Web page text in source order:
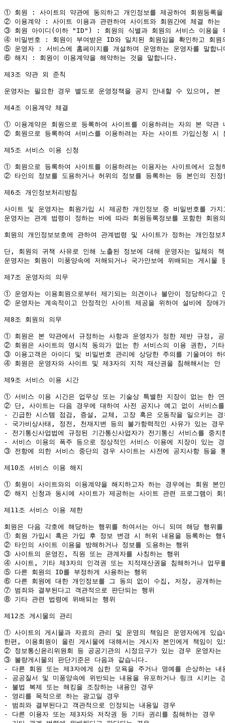
①
②
③
④
⑤
⑥ 해지 : 회원이 이용계약을 해약하는 것을 말합니다.
제3조 약관 외 준칙
운영자는 필요한 경우 별도로 운영정책을 공지 안내할 수 있으며,
제4조 이용계약 체결
①
② 회원으로 등록하여 서비스를 이용하려는 자는 사이트 가입신청
제5조 서비스 이용 신청
①
② 타인의 정보를 도용하거나 허위의 정보를 등록하는 등 본인의 진
제6조 개인정보처리방침
사이트 및 운영자는 회원가입 시 제공한 개인정보 중 비밀번호를 가
운영자는 관계 법령이 정하는 바에 따라 회원등록정보를 포함한 회원
회원의 개인정보보호에 관하여 관계법령 및 사이트가 정하는 개인정
단, 회원의 귀책 사유로 인해 노출된 정보에 대해 운영자는 일체의
운영자는 회원이 미풍양속에 저해되거나 국가안보에 위배되는 게
제7조 운영자의 의무
①
② 운영자는 계속적이고 안정적인 사이트 제공을 위하여 설비에 장
제8조 회원의 의무
①
②
③
④ 회원은 운영자와 사이트 및 제3자의 지적 재산권을 침해해서는 안
제9조 서비스 이용 시간
①
② 단, 사이트는 다음 경우에 대하여 사전 공지나 예고 없이 서비스
- 긴급한 시스템 점검, 증설, 교체, 고장 혹은 오동작을 일으키는 경
- 국가비상사태, 정전, 천재지변 등의 불가항력적인 사유가 있는 경우
- 전기통신사업법에 규정된 기간통신사업자가 전기통신 서비스를 중지
③ 전항에 의한 서비스 중단의 경우 사이트는 사전에 공지사항 등을
제10조 서비스 이용 해지
①
② 해지 신청과 동시에 사이트가 제공하는 사이트 관련 프로그램이
제11조 서비스 이용 제한
①
②
③
④
⑤
⑥
⑦
⑧ 기타 관련 법령에 위배되는 행위
제12조 게시물의 관리
① 사이트의 게시물과 자료의 관리 및 운영의 책임은 운영자에게
②
③ 불량게시물의 판단기준은 다음과 같습니다.
- 다른 회원 또는 제3자에게 심한 모욕을 주거나 명예를 손상하는 내
- 공공질서 및 미풍양속에 위반되는 내용을 유포하거나 링크 시키는
- 불법 복제 또는 해킹을 조장하는 내용인 경우
- 영리를 목적으로 하는 광고일 경우
- 범죄와 결부된다고 객관적으로 인정되는 내용일 경우
- 다른 이용자 또는 제3자와 저작권 등 기타 권리를 침해하는 경우